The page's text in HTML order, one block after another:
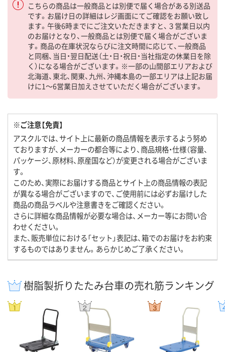
こちらの商品は一般商品とは別便で届く場合がある別送品
です。お届け日の詳細はレジ画面にてご確認をお願い致し
ます。午後6時までにご注文いただきますと、３営業日以内
のお届けとなり、一般商品とは別便で届く場合がございま
す。商品の在庫状況ならびに注文時間に応じて、一般商品
と同梱、当日・翌日配送（土・日・祝日・当社指定の休業日を除
く）になる場合がございます。※一部の山間部エリアおよび
北海道、東北、関東、九州、沖縄本島の一部エリアは上記お届
けに1～6営業日加えさせていただく場合がございます。
※ご注意【免責】
アスクルでは、サイト上に最新の商品情報を表示するよう努め
ておりますが、メーカーの都合等により、商品規格・仕様（容量、
パッケージ、原材料、原産国など）が変更される場合がございま
す。
このため、実際にお届けする商品とサイト上の商品情報の表記
が異なる場合がございますので、ご使用前には必ずお届けした
商品の商品ラベルや注意書きをご確認ください。
さらに詳細な商品情報が必要な場合は、メーカー等にお問い合
わせください。
また、販売単位における「セット」表記は、箱でのお届けをお約束
するものではありません。あらかじめご了承ください。
樹脂製折りたたみ台車の売れ筋ランキング